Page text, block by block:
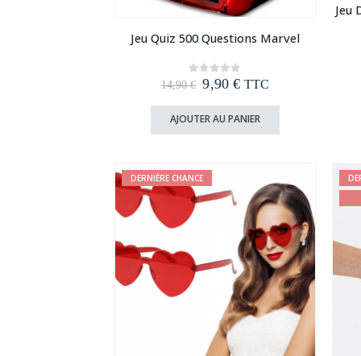
Jeu Quiz 500 Questions Marvel
0 out of 5
14,90€ Le
initial
était :
9,90 €Le
actuel
est :
TTC
AJOUTER AU PANIER
Jeu
DERNIÈRE CHANCE